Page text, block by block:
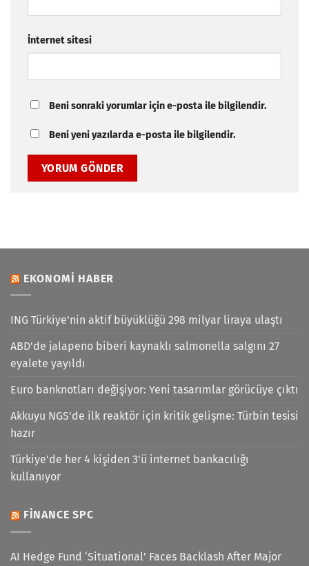
İnternet sitesi
Beni sonraki yorumlar için e-posta ile bilgilendir.
Beni yeni yazılarda e-posta ile bilgilendir.
EKONOMI HABER
ING Türkiye'nin aktif büyüklüğü 298 milyar liraya ulaştı
ABD'de jalapeno biberi kaynaklı salmonella salgını 27
eyalete yayıldı
Euro banknotları değişiyor: Yeni tasarımlar görücüye çıktı
Akkuyu NGS'de ilk reaktör için kritik gelişme: Türbin tesisi
hazır
Türkiye'de her 4 kişiden 3'ü internet bankacılığı
kullanıyor
FINANCE SPC
AI Hedge Fund ‘Situational’ Faces Backlash After Major